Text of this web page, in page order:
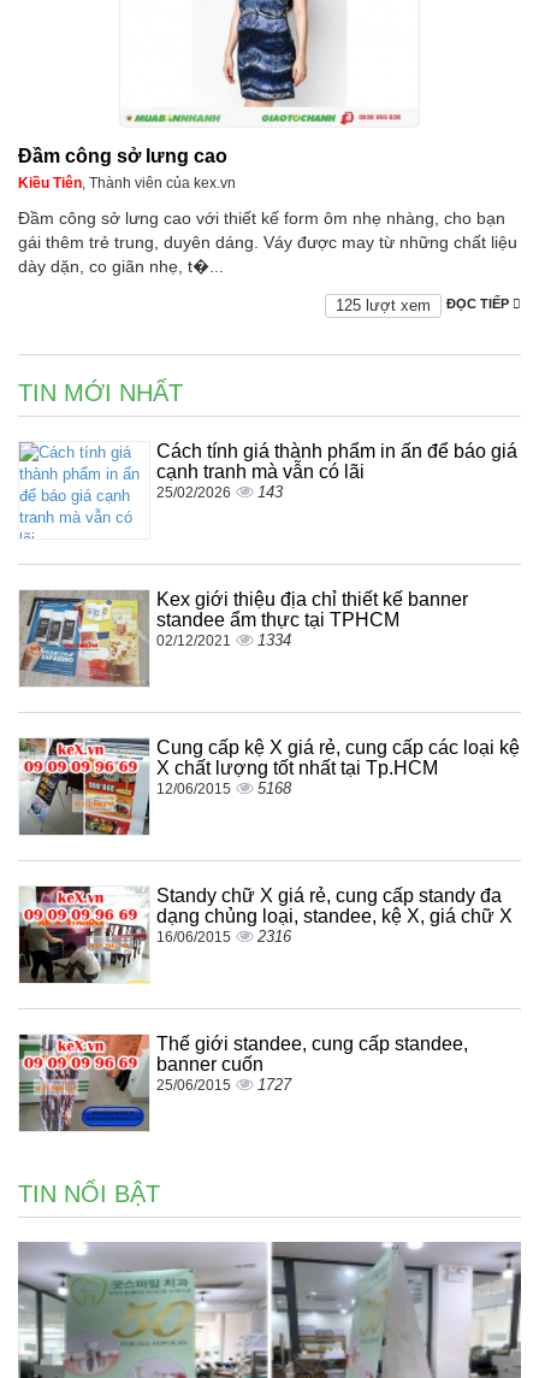
Đầm công sở lưng cao
Kiều Tiên, Thành viên của kex.vn
Đầm công sở lưng cao với thiết kế form ôm nhẹ nhàng, cho bạn
gái thêm trẻ trung, duyên dáng. Váy được may từ những chất liệu
dày dặn, co giãn nhẹ, t�...
ĐỌC TIẾP
125 lượt xem
TIN MỚI NHẤT
Cách tính giá thành phẩm in ấn để báo giá
cạnh tranh mà vẫn có lãi
25/02/2026 143
Kex giới thiệu địa chỉ thiết kế banner
standee ẩm thực tại TPHCM
02/12/2021 1334
Cung cấp kệ X giá rẻ, cung cấp các loại kệ
X chất lượng tốt nhất tại Tp.HCM
12/06/2015 5168
Standy chữ X giá rẻ, cung cấp standy đa
dạng chủng loại, standee, kệ X, giá chữ X
16/06/2015 2316
Thế giới standee, cung cấp standee,
banner cuốn
25/06/2015 1727
TIN NỔI BẬT